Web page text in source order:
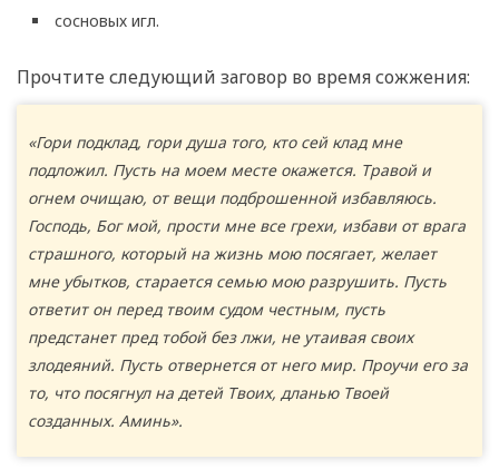
сосновых игл.
Прочтите следующий заговор во время сожжения:
«Гори подклад, гори душа того, кто сей клад мне
подложил. Пусть на моем месте окажется. Травой и
огнем очищаю, от вещи подброшенной избавляюсь.
Господь, Бог мой, прости мне все грехи, избави от врага
страшного, который на жизнь мою посягает, желает
мне убытков, старается семью мою разрушить. Пусть
ответит он перед твоим судом честным, пусть
предстанет пред тобой без лжи, не утаивая своих
злодеяний. Пусть отвернется от него мир. Проучи его за
то, что посягнул на детей Твоих, дланью Твоей
созданных. Аминь».